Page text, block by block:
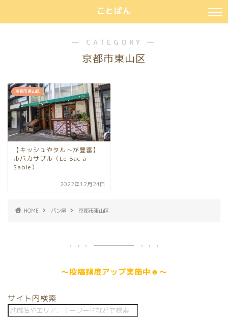
ことぱん
― CATEGORY ―
京都市東山区
京都市東山区
【キッシュやタルトが豊富】
ルバカサブル（Le Bac à
Sable）
2022年12月24日
HOME パン屋 京都市東山区
～投稿頻度アップ実施中☻～
サイト内検索